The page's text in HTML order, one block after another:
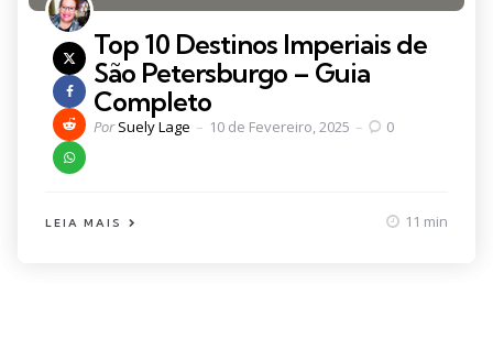
Top 10 Destinos Imperiais de
São Petersburgo – Guia
Completo
Posted
Por Suely Lage 10 de Fevereiro, 2025 0
LEIA MAIS 11 min